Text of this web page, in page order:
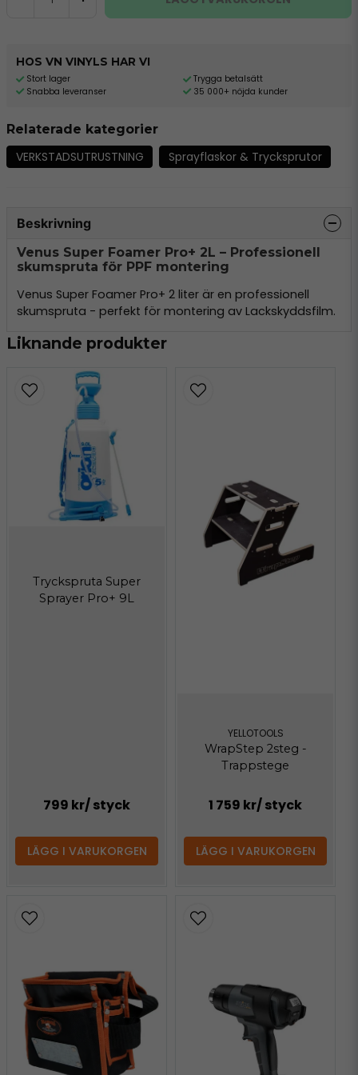
HOS VN VINYLS HAR VI
Stort lager
Snabba leveranser
Trygga betalsätt
35 000+ nöjda kunder
Relaterade kategorier
VERKSTADSUTRUSTNING Sprayflaskor & Trycksprutor
Beskrivning
Venus Super Foamer Pro+ 2L – Professionell
skumspruta för PPF montering
Venus Super Foamer Pro+ 2 liter är en professionell
skumspruta - perfekt för montering av Lackskyddsfilm.
Liknande produkter
Tryckspruta Super
Sprayer Pro+ 9L
799 kr/ styck
LÄGG I VARUKORGEN
YELLOTOOLS
WrapStep 2steg -
Trappstege
1 759 kr/ styck
LÄGG I VARUKORGEN